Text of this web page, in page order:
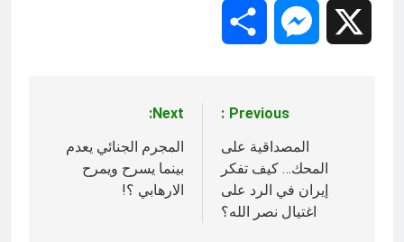
Messenger
المقالات
Previous:
المصداقية على
المحك… كيف تفكر
إيران في الرد على
اغتيال نصر الله؟
Next:
المجرم الجنائي يعدم
بينما يسرح ويمرح
الارهابي ؟!